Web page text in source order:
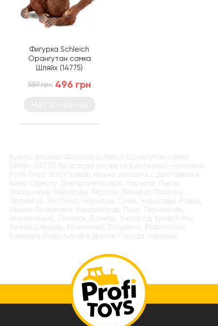
Фигурка Schleich
Орангутан самка
Шляйх (14775)
559 грн 496 грн
Купить дёшево Фигурка Schleich Орангутан самка
Шляйх (14775) Вы всегда сможете в интернет-магазине
Profi-Toys. Этот товар можно заказать с доставкой в
Киев, Одессу, Днепропетровск, Харьков, Львов,
Запорожье, Николаев, Херсон, Винница, Полтаву,
Чернигов, Житомир, Черкасы, Сумы, Черновцы, Ровно,
Ивано-Франковск, Кировоград, Луцк, Тернополь,
Хмельницкий, Луганск, Донецк, Ужгород, Кривой Рог,
Белая Церковь, Кременчуг, Бердянск, Мариуполь,
Каменец-Подольский и другие города Украины